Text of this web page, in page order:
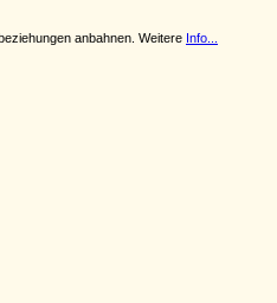
anbahnen. Weitere Info...